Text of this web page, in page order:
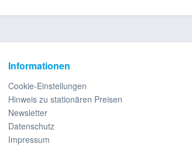
Informationen
Cookie-Einstellungen
Hinweis zu stationären Preisen
Newsletter
Datenschutz
Impressum